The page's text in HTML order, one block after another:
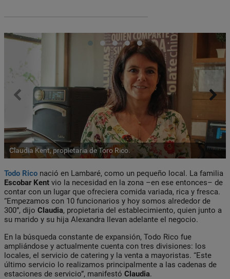
Claudia Kent, propietaria de Toro Rico.
Todo Rico nació en Lambaré, como un pequeño local. La familia
Escobar Kent vio la necesidad en la zona –en ese entonces– de
contar con un lugar que ofreciera comida variada, rica y fresca.
“Empezamos con 10 funcionarios y hoy somos alrededor de
300”, dijo Claudia, propietaria del establecimiento, quien junto a
su marido y su hija Alexandra llevan adelante el negocio.
En la búsqueda constante de expansión, Todo Rico fue
ampliándose y actualmente cuenta con tres divisiones: los
locales, el servicio de catering y la venta a mayoristas. “Este
último servicio lo realizamos principalmente a las cadenas de
estaciones de servicio”, manifestó Claudia.